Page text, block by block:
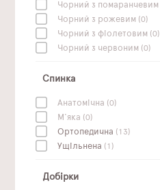
Чорний з помаранчевим
Чорний з рожевим (0)
Чорний з фіолетовим (0)
Чорний з червоним (0)
Спинка
Анатомічна (0)
М'яка (0)
Ортопедична (13)
Ущільнена (1)
Добірки